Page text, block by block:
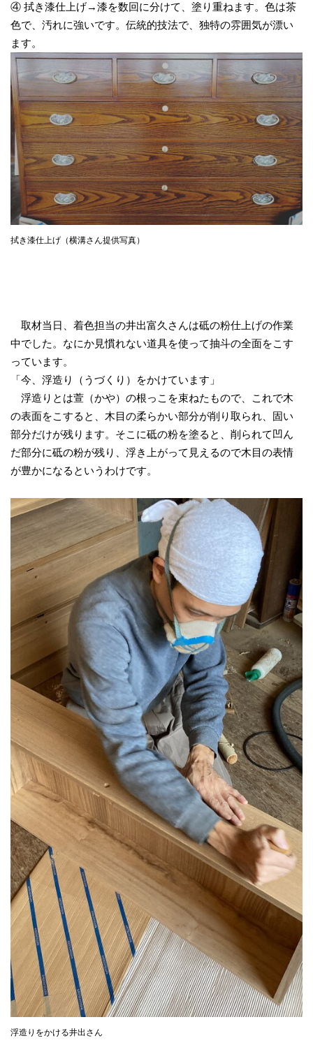
④ 拭き漆仕上げ→漆を数回に分けて、塗り重ねます。色は茶
色で、汚れに強いです。伝統的技法で、独特の雰囲気が漂い
ます。
拭き漆仕上げ（横溝さん提供写真）
取材当日、着色担当の井出富久さんは砥の粉仕上げの作業
中でした。なにか見慣れない道具を使って抽斗の全面をこす
っています。
「今、浮造り（うづくり）をかけています」
浮造りとは萱（かや）の根っこを束ねたもので、これで木
の表面をこすると、木目の柔らかい部分が削り取られ、固い
部分だけが残ります。そこに砥の粉を塗ると、削られて凹ん
だ部分に砥の粉が残り、浮き上がって見えるので木目の表情
が豊かになるというわけです。
浮造りをかける井出さん